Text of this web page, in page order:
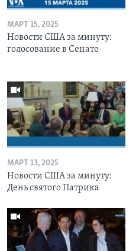
МАРТ 15, 2025
Новости США за минуту:
голосование в Сенате
МАРТ 13, 2025
Новости США за минуту:
День святого Патрика